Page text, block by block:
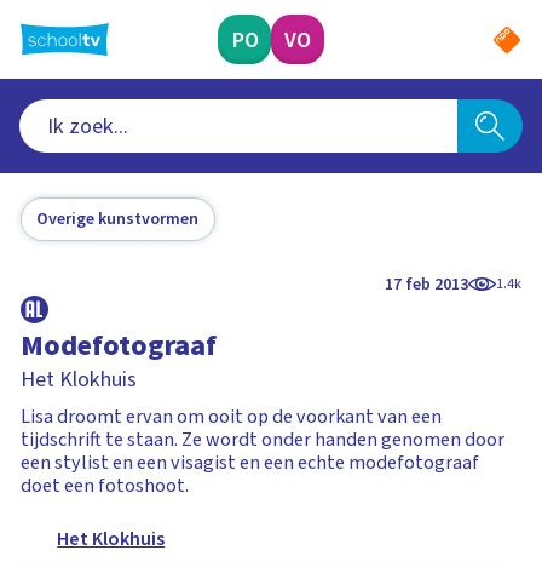
naar
hoofdinhoud
PO VO
Overige kunstvormen
17 feb 2013 1.4k
Modefotograaf
Het Klokhuis
Lisa droomt ervan om ooit op de voorkant van een
tijdschrift te staan. Ze wordt onder handen genomen door
een stylist en een visagist en een echte modefotograaf
doet een fotoshoot.
Het Klokhuis